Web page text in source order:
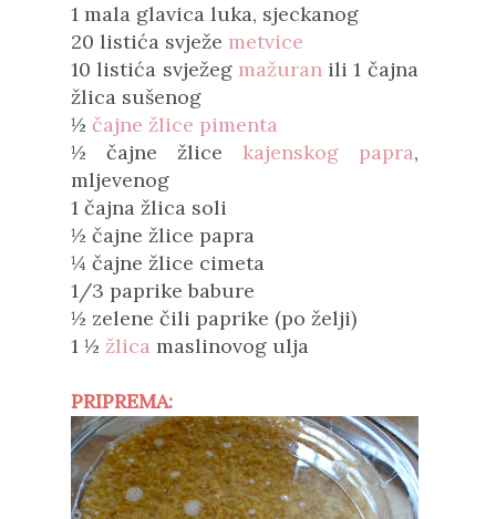
1 mala glavica luka, sjeckanog
20 listića svježe metvice
10 listića svježeg mažuranili 1 čajna
žlica sušenog
½ čajne žlice pimenta
½ čajne žlice kajenskog papra,
mljevenog
1 čajna žlica soli
½ čajne žlice papra
¼ čajne žlice cimeta
1/3 paprike babure
½ zelene čili paprike (po želji)
1 ½ žlica maslinovog ulja
PRIPREMA: